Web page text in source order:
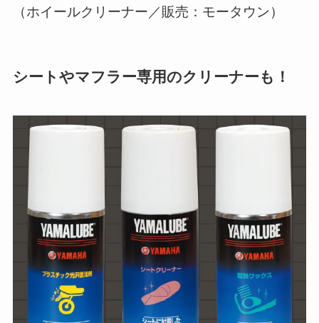
（ホイールクリーナー／販売：モータウン）
シートやマフラー専用のクリーナーも！